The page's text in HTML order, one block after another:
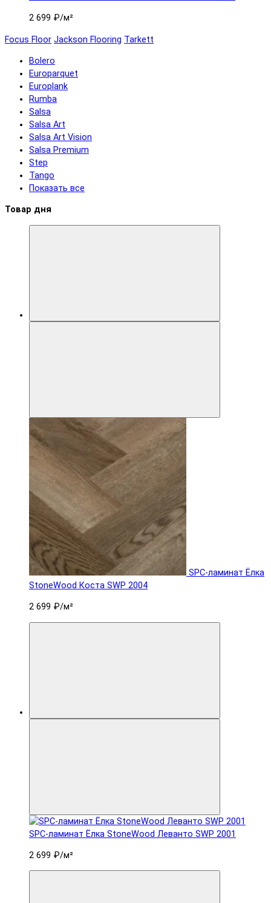
2 699 ₽/м²
Focus Floor Jackson Flooring Tarkett
Bolero
Europarquet
Europlank
Rumba
Salsa
Salsa Art
Salsa Art Vision
Salsa Premium
Step
Tango
Показать все
Товар дня
SPC-ламинат Ëлка
StoneWood Коста SWP 2004
2 699 ₽/м²
SPC-ламинат Ëлка StoneWood Леванто SWP 2001
2 699 ₽/м²